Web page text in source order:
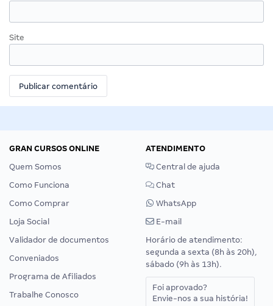
Site
GRAN CURSOS ONLINE
Quem Somos
Como Funciona
Como Comprar
Loja Social
Validador de documentos
Conveniados
Programa de Afiliados
Trabalhe Conosco
ATENDIMENTO
Central de ajuda
Chat
WhatsApp
E-mail
Horário de atendimento:
segunda a sexta (8h às 20h),
sábado (9h às 13h).
Foi aprovado?
Envie-nos a sua história!